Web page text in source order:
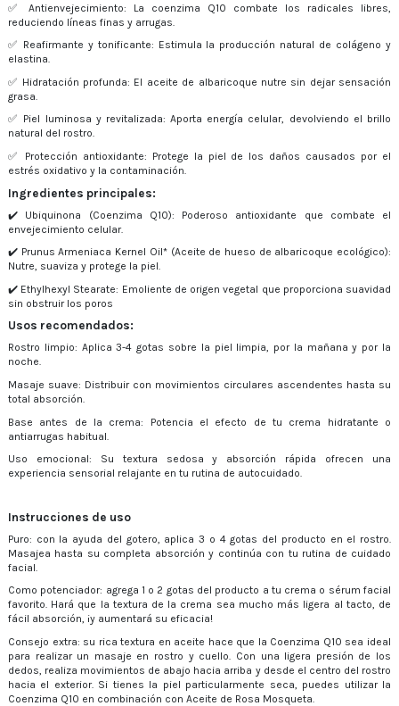
✅ Antienvejecimiento: La coenzima Q10 combate los radicales libres,
reduciendo líneas finas y arrugas.
✅ Reafirmante y tonificante: Estimula la producción natural de colágeno y
elastina.
✅ Hidratación profunda: El aceite de albaricoque nutre sin dejar sensación
grasa.
✅ Piel luminosa y revitalizada: Aporta energía celular, devolviendo el brillo
natural del rostro.
✅ Protección antioxidante: Protege la piel de los daños causados por el
estrés oxidativo y la contaminación.
Ingredientes principales:
✔️ Ubiquinona (Coenzima Q10): Poderoso antioxidante que combate el
envejecimiento celular.
✔️ Prunus Armeniaca Kernel Oil* (Aceite de hueso de albaricoque ecológico):
Nutre, suaviza y protege la piel.
✔️ Ethylhexyl Stearate: Emoliente de origen vegetal que proporciona suavidad
sin obstruir los poros
Usos recomendados:
Rostro limpio: Aplica 3-4 gotas sobre la piel limpia, por la mañana y por la
noche.
Masaje suave: Distribuir con movimientos circulares ascendentes hasta su
total absorción.
Base antes de la crema: Potencia el efecto de tu crema hidratante o
antiarrugas habitual.
Uso emocional: Su textura sedosa y absorción rápida ofrecen una
experiencia sensorial relajante en tu rutina de autocuidado.
Instrucciones de uso
Puro: con la ayuda del gotero, aplica 3 o 4 gotas del producto en el rostro.
Masajea hasta su completa absorción y continúa con tu rutina de cuidado
facial.
Como potenciador: agrega 1 o 2 gotas del producto a tu crema o sérum facial
favorito. Hará que la textura de la crema sea mucho más ligera al tacto, de
fácil absorción, ¡y aumentará su eficacia!
Consejo extra: su rica textura en aceite hace que la Coenzima Q10 sea ideal
para realizar un masaje en rostro y cuello. Con una ligera presión de los
dedos, realiza movimientos de abajo hacia arriba y desde el centro del rostro
hacia el exterior. Si tienes la piel particularmente seca, puedes utilizar la
Coenzima Q10 en combinación con Aceite de Rosa Mosqueta.